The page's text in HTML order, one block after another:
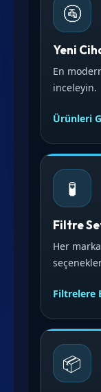
🚰
Yeni
En
inceleyin.
Ürünleri
🧪
Filtre
Her
Filtrelere
📦